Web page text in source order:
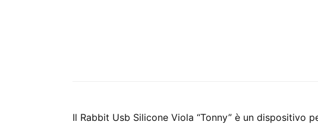
Il Rabbit Usb Silicone Viola “Tonny” è un dispositivo